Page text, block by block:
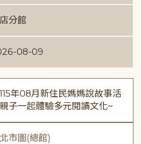
分館
08-09
115年08月新住民媽媽說故事活
子一起體驗多元閱讀文化~
市圖(總館)